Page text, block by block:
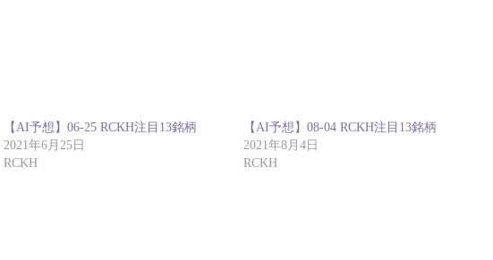
【AI予想】06-25 RCKH注目13銘柄
2021年6月25日
RCKH
【AI予想】08-04 RCKH注目13銘柄
2021年8月4日
RCKH